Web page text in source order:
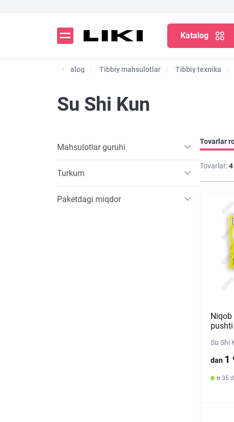
Katalog
Katalog Tibbiy mahsulotlar Tibbiy texnika
Su Shi Kun
Mahsulotlar guruhi
Turkum
Paketdagi miqdor
Tovarlar
Tovarlar:4
Niqob
pushti
Su Shi
dan 1
в 35